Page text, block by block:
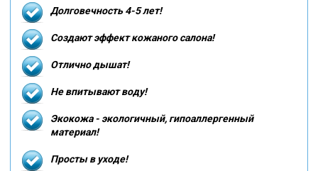
Долговечность 4-5 лет!
Создают эффект кожаного салона!
Отлично дышат!
Не впитывают воду!
Экокожа - экологичный, гипоаллергенный
материал!
Просты в уходе!